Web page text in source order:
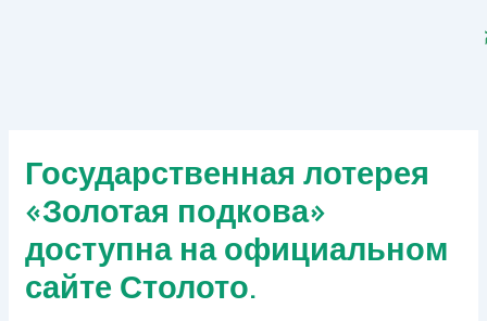
Государственная лотерея
«Золотая подкова»
доступна на официальном
сайте Столото.